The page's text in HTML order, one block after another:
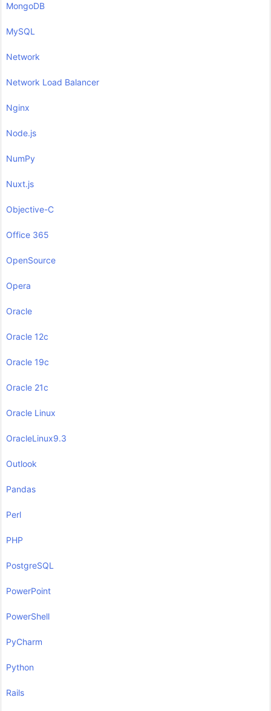
MongoDB
MySQL
Network
Network Load Balancer
Nginx
Node.js
NumPy
Nuxt.js
Objective-C
Office 365
OpenSource
Opera
Oracle
Oracle 12c
Oracle 19c
Oracle 21c
Oracle Linux
OracleLinux9.3
Outlook
Pandas
Perl
PHP
PostgreSQL
PowerPoint
PowerShell
PyCharm
Python
Rails